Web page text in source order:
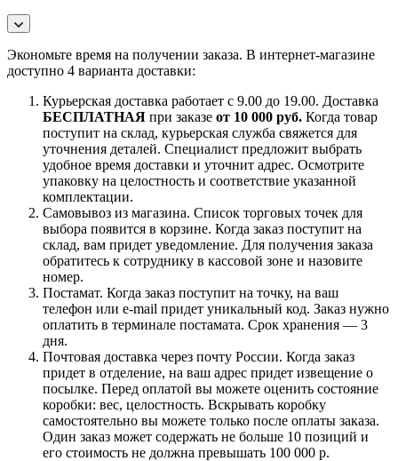
Экономьте время на получении заказа. В интернет-магазине
доступно 4 варианта доставки:
Курьерская доставка работает с 9.00 до 19.00. Доставка
БЕСПЛАТНАЯ при заказе от 10 000 руб. Когда товар
поступит на склад, курьерская служба свяжется для
уточнения деталей. Специалист предложит выбрать
удобное время доставки и уточнит адрес. Осмотрите
упаковку на целостность и соответствие указанной
комплектации.
Самовывоз из магазина. Список торговых точек для
выбора появится в корзине. Когда заказ поступит на
склад, вам придет уведомление. Для получения заказа
обратитесь к сотруднику в кассовой зоне и назовите
номер.
Постамат. Когда заказ поступит на точку, на ваш
телефон или e-mail придет уникальный код. Заказ нужно
оплатить в терминале постамата. Срок хранения — 3
дня.
Почтовая доставка через почту России. Когда заказ
придет в отделение, на ваш адрес придет извещение о
посылке. Перед оплатой вы можете оценить состояние
коробки: вес, целостность. Вскрывать коробку
самостоятельно вы можете только после оплаты заказа.
Один заказ может содержать не больше 10 позиций и
его стоимость не должна превышать 100 000 р.